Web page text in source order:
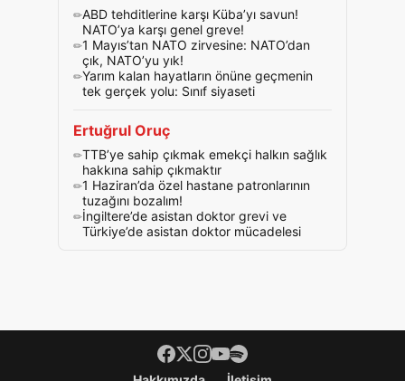
ABD tehditlerine karşı Küba’yı savun!
NATO’ya karşı genel greve!
1 Mayıs’tan NATO zirvesine: NATO’dan
çık, NATO’yu yık!
Yarım kalan hayatların önüne geçmenin
tek gerçek yolu: Sınıf siyaseti
Ertuğrul Oruç
TTB’ye sahip çıkmak emekçi halkın sağlık
hakkına sahip çıkmaktır
1 Haziran’da özel hastane patronlarının
tuzağını bozalım!
İngiltere’de asistan doktor grevi ve
Türkiye’de asistan doktor mücadelesi